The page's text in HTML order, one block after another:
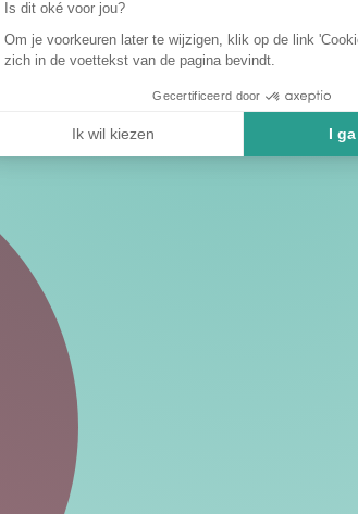
Is dit oké voor jou?
Om je voorkeuren later te wijzigen, klik op de link
zich in de voettekst van de pagina bevindt.
Gecertificeerd door
Ik wil kiezen I